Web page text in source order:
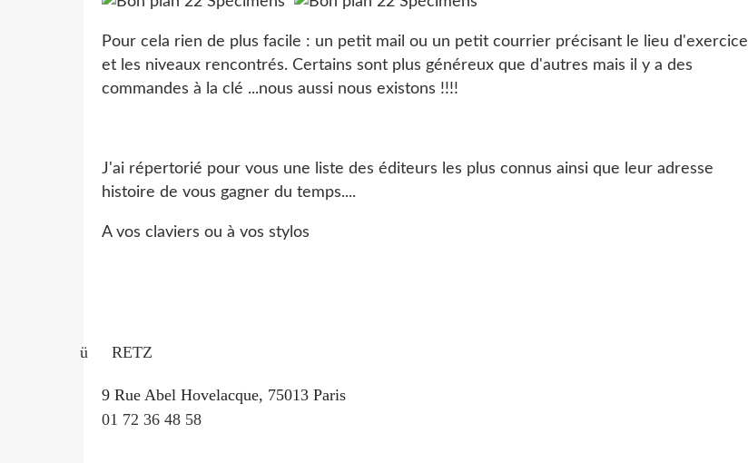
Pour cela rien de plus facile : un petit mail ou un petit courrier précisant le lieu d'exercice
et les niveaux rencontrés. Certains sont plus généreux que d'autres mais il y a des
commandes à la clé ...nous aussi nous existons !!!!
J'ai répertorié pour vous une liste des éditeurs les plus connus ainsi que leur adresse
histoire de vous gagner du temps....
A vos claviers ou à vos stylos
ü RETZ
9 Rue Abel Hovelacque, 75013 Paris
01 72 36 48 58